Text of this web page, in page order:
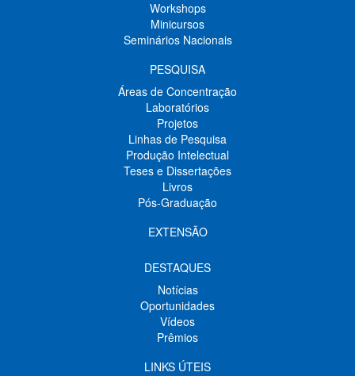
Workshops
Minicursos
Seminários Nacionais
PESQUISA
Áreas de Concentração
Laboratórios
Projetos
Linhas de Pesquisa
Produção Intelectual
Teses e Dissertações
Livros
Pós-Graduação
EXTENSÃO
DESTAQUES
Notícias
Oportunidades
Vídeos
Prêmios
LINKS ÚTEIS